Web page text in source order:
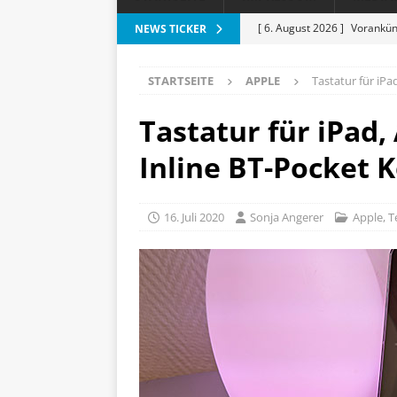
NEWS TICKER [ 6. August 2026 ]
alles?
APPLE
[ 5. August 2026 ]
[ 3. August 2026 ] Moto
[ 7. August 2026 ]
STARTSEITE APPLE Tastatur für
Tastatur für iPad,
Inline BT-Pocket
16. Juli 2020 Sonja Angerer Apple,